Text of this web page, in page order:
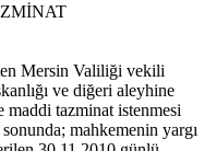
Mersin Valiliği vekili
ve diğeri aleyhine
tazminat istenmesi
mahkemenin yargı